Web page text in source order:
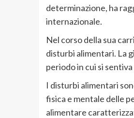
determinazione, ha
internazionale.
Nel corso della sua
disturbi alimentari. La
periodo in cui si
I disturbi alimentari
fisica e mentale delle
alimentare